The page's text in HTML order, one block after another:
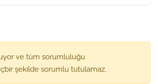
ve tüm sorumluluğu
şekilde sorumlu tutulamaz.